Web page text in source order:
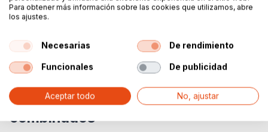
Ambiente y funcionalidad
combinados
Para obtener más información sobre las cookies que utilizamos, abre
los ajustes.
Necesarias De rendimiento
Funcionales De publicidad
Aceptar todo No, ajustar